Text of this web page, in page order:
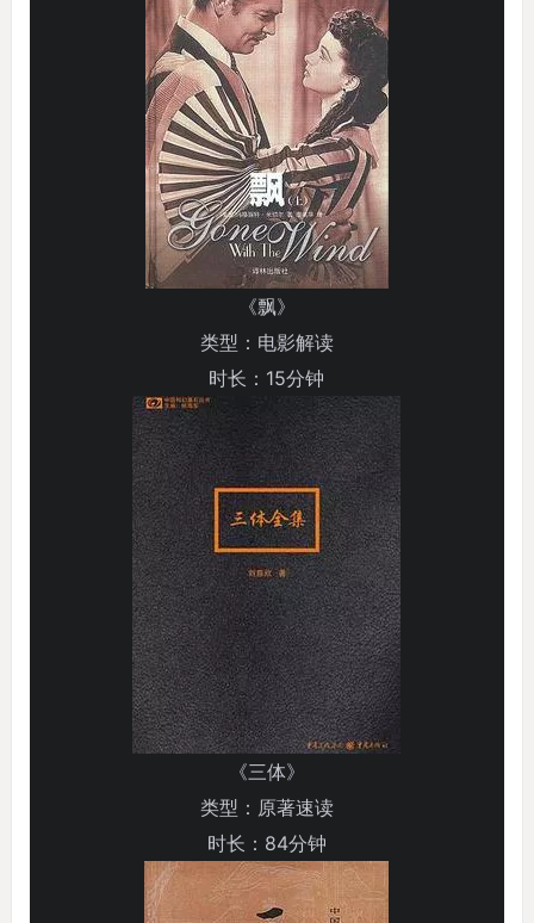
《飘》
类型：电影解读
时长：15分钟
《三体》
类型：原著速读
时长：84分钟